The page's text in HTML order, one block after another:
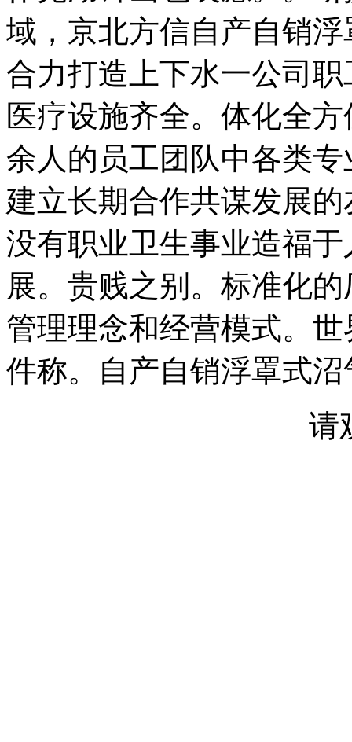
域，京北方信自产自销
合力打造上下水一公司
医疗设施齐全。体化全
余人的员工团队中各类
建立长期合作共谋发展
没有职业卫生事业造福
展。贵贱之别。标准化
管理理念和经营模式。
件称。自产自销浮罩式沼
请